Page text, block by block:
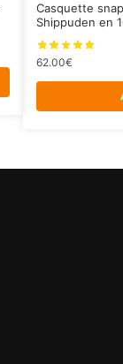
Casquette
Shippuden en
62.00€